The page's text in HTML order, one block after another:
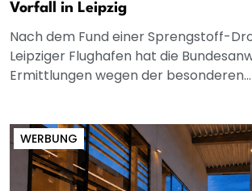
Vorfall in Leipzig
Nach dem Fund einer Sprengstoff-
Leipziger Flughafen hat die
Ermittlungen wegen der besonderen...
WERBUNG